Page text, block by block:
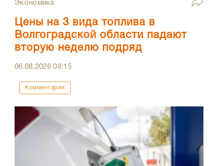
Экономика
Цены на 3 вида топлива в
Волгоградской области падают
вторую неделю подряд
06.08.202608:15
Комментарии